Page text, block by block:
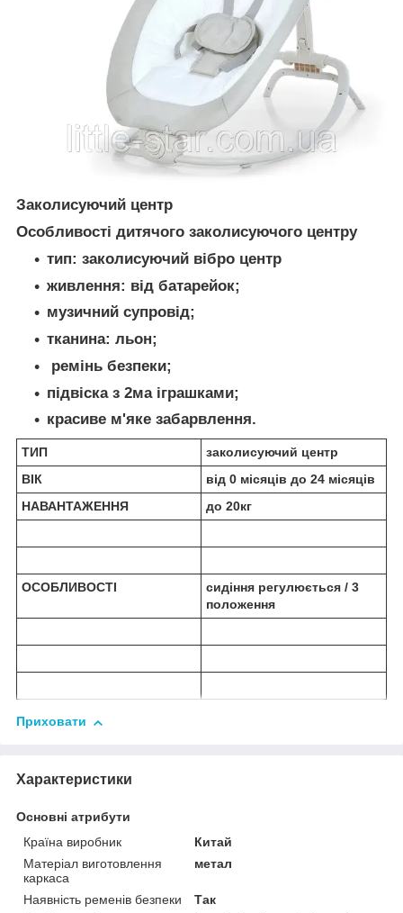
Заколисуючий центр
Особливості дитячого заколисуючого центру
тип: заколисуючий вібро центр
живлення: від батарейок;
музичний супровід;
тканина: льон;
ремінь безпеки;
підвіска з 2ма іграшками;
красиве м'яке забарвлення.
ТИП
заколисуючий центр
ВІК
від 0 місяців до 24 місяців
НАВАНТАЖЕННЯ
до 20кг
ОСОБЛИВОСТІ
сидіння регулюється / 3
положення
Приховати
Характеристики
Основні атрибути
Країна виробник
Китай
Матеріал виготовлення
каркаса
метал
Наявність ременів безпеки
Так